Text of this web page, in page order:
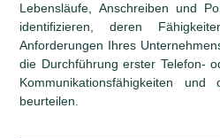
Lebensläufe, Anschreiben und
identifizieren, deren
Anforderungen Ihres
die Durchführung erster Telefon-
Kommunikationsfähigkeiten
beurteilen.